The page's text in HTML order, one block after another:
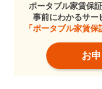
ポータブル家賃保
事前にわかるサー
「ポータブル家賃保
お